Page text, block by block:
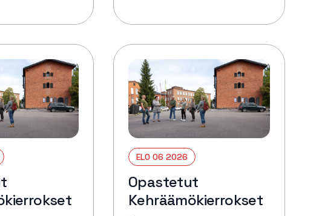
Opastetut KehräämökierroksetLue lisää tapahtumasta Opastetut
ELO 06 2026
Opastetut
Kehräämökierrokset